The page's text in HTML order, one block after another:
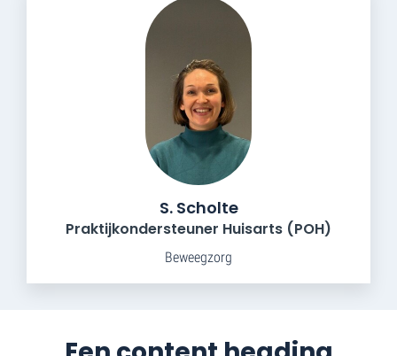
S. Scholte
Praktijkondersteuner Huisarts (POH)
Beweegzorg